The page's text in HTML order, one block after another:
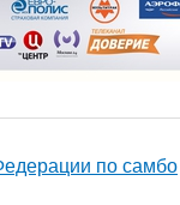
по самбо